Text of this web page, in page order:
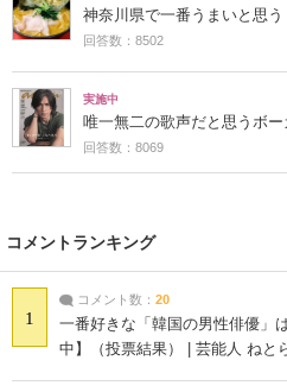
神奈川県で一番うまいと思
回答数：8502
実施中
唯一無二の歌声だと思うボー
回答数：8069
コメントランキング
1
コメント数： 20
一番好きな「韓国の男性俳優」
中】（投票結果） | 芸能人 ねと